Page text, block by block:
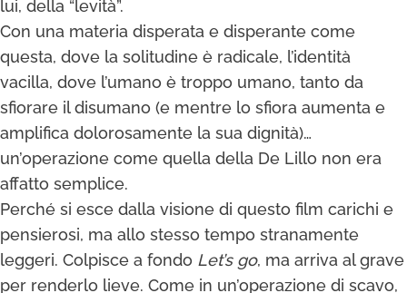
lui, della “levità”.
Con una materia disperata e disperante come
questa, dove la solitudine è radicale, l’identità
vacilla, dove l’umano è troppo umano, tanto da
sfiorare il disumano (e mentre lo sfiora aumenta e
amplifica dolorosamente la sua dignità)…
un’operazione come quella della De Lillo non era
affatto semplice.
Perché si esce dalla visione di questo film carichi e
pensierosi, ma allo stesso tempo stranamente
leggeri. Colpisce a fondo Let’s go, ma arriva al grave
per renderlo lieve. Come in un’operazione di scavo,